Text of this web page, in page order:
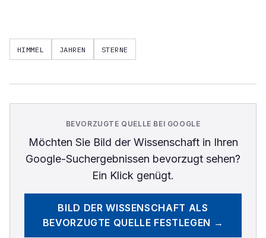
HIMMEL JAHREN STERNE
BEVORZUGTE QUELLE BEI GOOGLE
Möchten Sie Bild der Wissenschaftin Ihren
Google-Suchergebnissen bevorzugt sehen?
Ein Klick genügt.
BILD DER WISSENSCHAFT ALS
BEVORZUGTE QUELLE FESTLEGEN →